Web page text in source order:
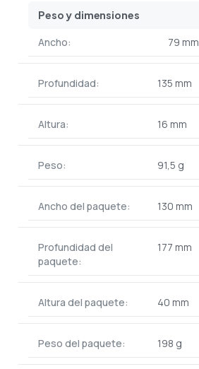
Peso y dimensiones
Ancho: 79 mm
Profundidad: 135 mm
Altura: 16 mm
Peso: 91,5 g
Ancho del paquete: 130 mm
Profundidad del
paquete:
177 mm
Altura del paquete: 40 mm
Peso del paquete: 198 g